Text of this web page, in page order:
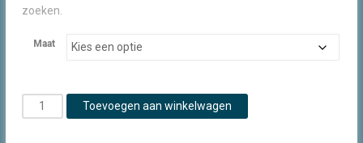
zoeken.
Maat
Mustang
Oregon
Toevoegen aan winkelwagen